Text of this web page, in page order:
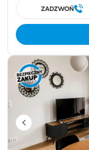
ZADZWOŃ